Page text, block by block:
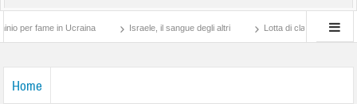
fame in Ucraina Israele, il sangue degli altri Lotta di classe… tra preti e
Home